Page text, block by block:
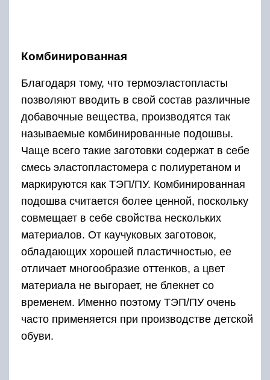
Комбинированная
Благодаря тому, что термоэластопласты
позволяют вводить в свой состав различные
добавочные вещества, производятся так
называемые комбинированные подошвы.
Чаще всего такие заготовки содержат в себе
смесь эластопластомера с полиуретаном и
маркируются как ТЭП/ПУ. Комбинированная
подошва считается более ценной, поскольку
совмещает в себе свойства нескольких
материалов. От каучуковых заготовок,
обладающих хорошей пластичностью, ее
отличает многообразие оттенков, а цвет
материала не выгорает, не блекнет со
временем. Именно поэтому ТЭП/ПУ очень
часто применяется при производстве детской
обуви.